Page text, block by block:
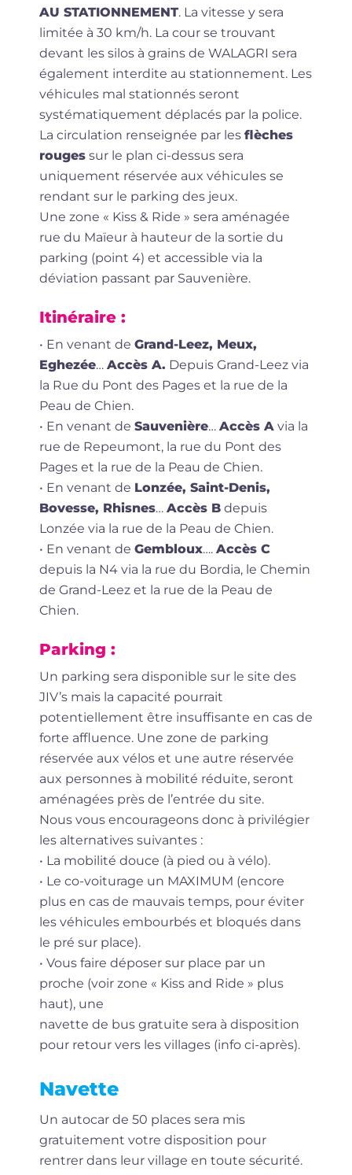
AU STATIONNEMENT. La vitesse y sera
limitée à 30 km/h. La cour se trouvant
devant les silos à grains de WALAGRI sera
également interdite au stationnement. Les
véhicules mal stationnés seront
systématiquement déplacés par la police.
La circulation renseignée par les flèches
rouges sur le plan ci-dessus sera
uniquement réservée aux véhicules se
rendant sur le parking des jeux.
Une zone « Kiss & Ride » sera aménagée
rue du Maïeur à hauteur de la sortie du
parking (point 4) et accessible via la
déviation passant par Sauvenière.
Itinéraire :
• En venant de Grand-Leez, Meux,
Eghezée… Accès A. Depuis Grand-Leez via
la Rue du Pont des Pages et la rue de la
Peau de Chien.
• En venant de Sauvenière… Accès A via la
rue de Repeumont, la rue du Pont des
Pages et la rue de la Peau de Chien.
• En venant de Lonzée, Saint-Denis,
Bovesse, Rhisnes… Accès B depuis
Lonzée via la rue de la Peau de Chien.
• En venant de Gembloux…. Accès C
depuis la N4 via la rue du Bordia, le Chemin
de Grand-Leez et la rue de la Peau de
Chien.
Parking :
Un parking sera disponible sur le site des
JIV’s mais la capacité pourrait
potentiellement être insuffisante en cas de
forte affluence. Une zone de parking
réservée aux vélos et une autre réservée
aux personnes à mobilité réduite, seront
aménagées près de l’entrée du site.
Nous vous encourageons donc à privilégier
les alternatives suivantes :
• La mobilité douce (à pied ou à vélo).
• Le co-voiturage un MAXIMUM (encore
plus en cas de mauvais temps, pour éviter
les véhicules embourbés et bloqués dans
le pré sur place).
• Vous faire déposer sur place par un
proche (voir zone « Kiss and Ride » plus
haut), une
navette de bus gratuite sera à disposition
pour retour vers les villages (info ci-après).
Navette
Un autocar de 50 places sera mis
gratuitement votre disposition pour
rentrer dans leur village en toute sécurité.